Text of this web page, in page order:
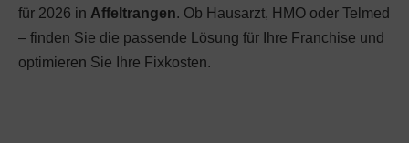
für 2026 in Affeltrangen. Ob Hausarzt, HMO oder Telmed
– finden Sie die passende Lösung für Ihre Franchise und
optimieren Sie Ihre Fixkosten.